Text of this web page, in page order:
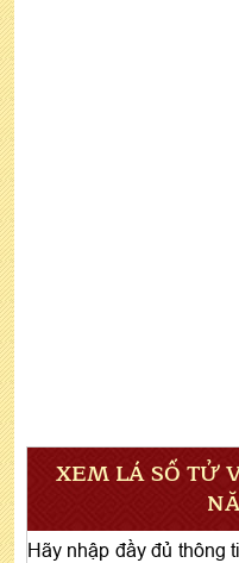
XEM LÁ SỐ TỬ
Hãy nhập đầy đủ thông